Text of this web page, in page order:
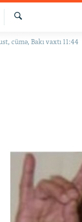
cümə, Bakı vaxtı 11:44